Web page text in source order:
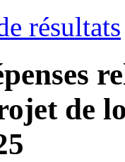
résultats
de